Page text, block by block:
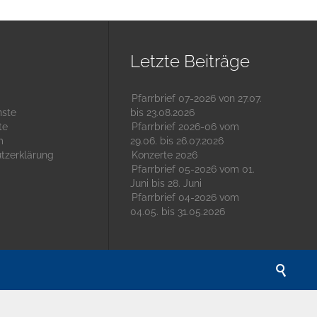
Letzte Beiträge
Pfarrbrief 07-2026 von 27.07.
bis 23.08.2026
Pfarrbrief 2026-06 vom
29.06. bis 26.07.2026
Konzerte 2026
Pfarrbrief 05-2026 vom 01.
Juni bis 28. Juni
Pfarrbrief 04-2026 vom
04.05. bis 31.05.2026
